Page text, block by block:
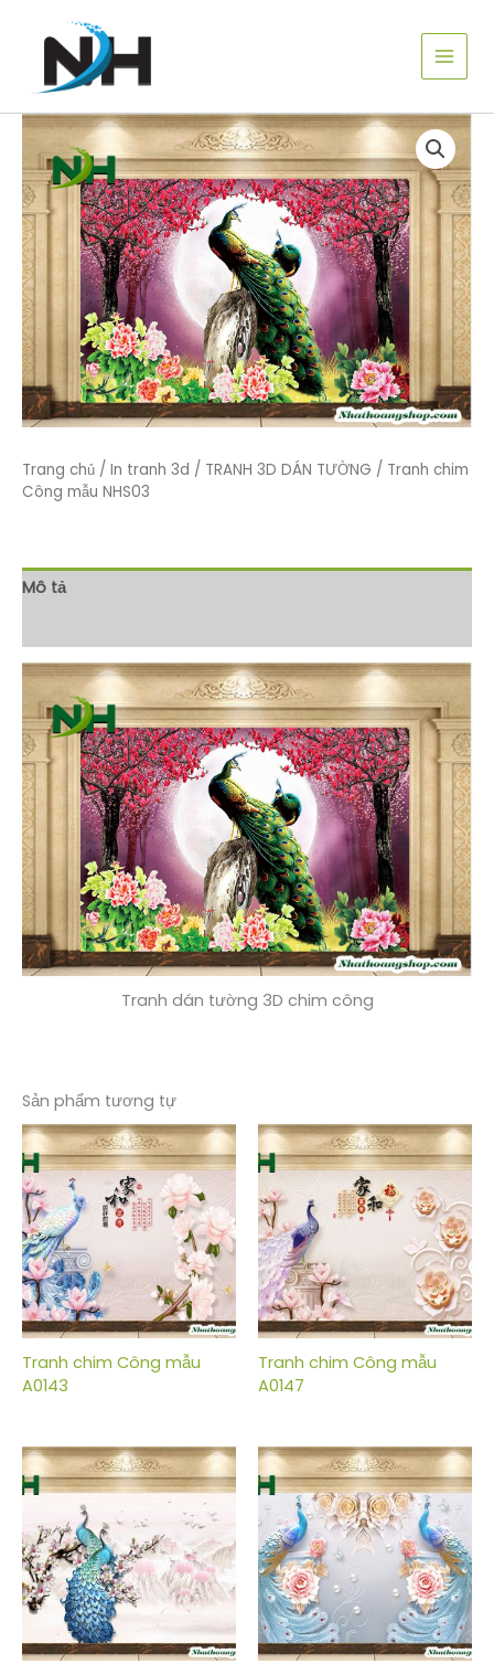
Trang chủ / In tranh 3d / TRANH 3D DÁN TƯỜNG / Tranh chim
Công mẫu NHS03
Mô tả
Tranh dán tường 3D chim công
Sản phẩm tương tự
Tranh chim Công mẫu
A0143
Tranh chim Công mẫu
A0147